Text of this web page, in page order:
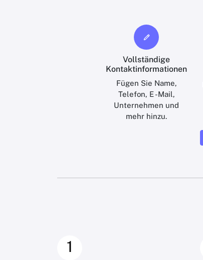
Vollständige
Kontaktinformationen
Fügen Sie Name,
Telefon, E -Mail,
Unternehmen und
mehr hinzu.
1